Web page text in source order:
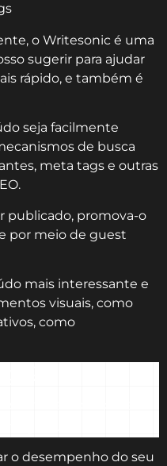
o Writesonic é uma
sugerir para ajudar
rápido, e também é
seja facilmente
de busca
meta tags e outras
publicado, promova-o
por meio de guest
mais interessante e
visuais, como
como
o desempenho do seu